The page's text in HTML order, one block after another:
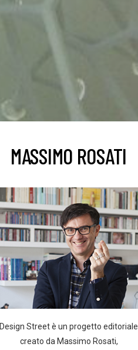
MASSIMO ROSATI
Design Street è un progetto editoriale
creato da Massimo Rosati,